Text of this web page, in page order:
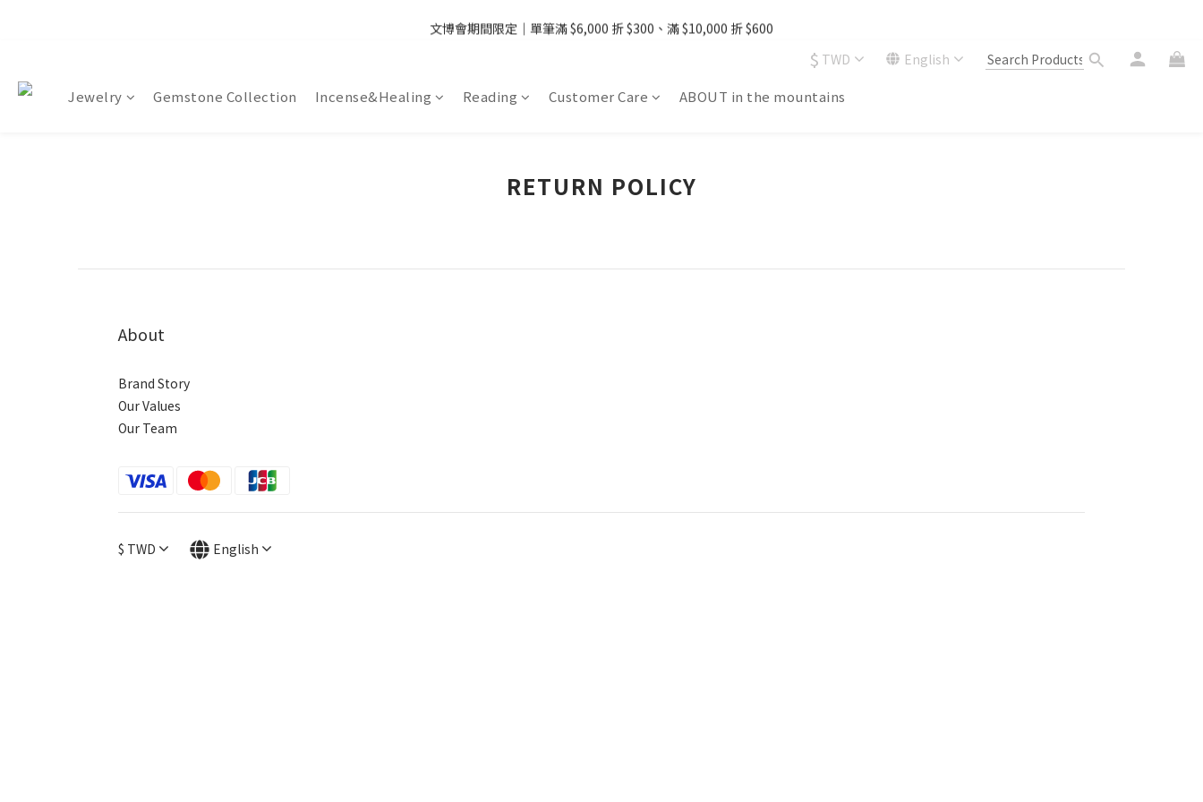
08/07 - 09  台灣下單即免運 ・港澳滿 USD99、新加坡滿 USD199 免運
文博會期間限定｜單筆滿 $6,000 折 $300、滿 $10,000 折 $600
$ TWD English
Jewelry Gemstone Collection Incense&Healing Reading Customer Care ABOUT in the mountains
RETURN POLICY
About
Brand Story
Our Values
Our Team
$ TWD English